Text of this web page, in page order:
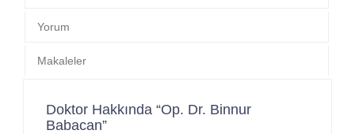
Yorum
Makaleler
Doktor Hakkında “Op. Dr. Binnur
Babacan”